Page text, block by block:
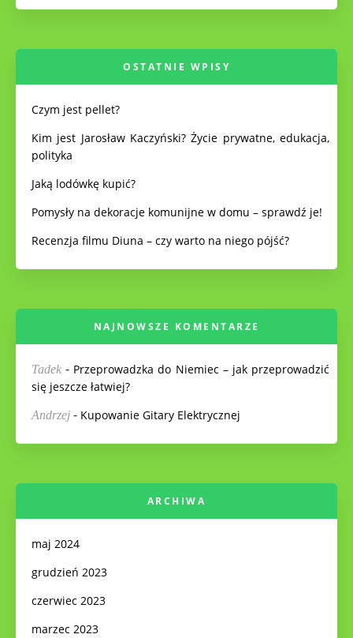
OSTATNIE WPISY
Czym jest pellet?
Kim jest Jarosław Kaczyński? Życie prywatne, edukacja,
polityka
Jaką lodówkę kupić?
Pomysły na dekoracje komunijne w domu – sprawdź je!
Recenzja filmu Diuna – czy warto na niego pójść?
NAJNOWSZE KOMENTARZE
Tadek - Przeprowadzka do Niemiec – jak przeprowadzić
się jeszcze łatwiej?
Andrzej - Kupowanie Gitary Elektrycznej
ARCHIWA
maj 2024
grudzień 2023
czerwiec 2023
marzec 2023